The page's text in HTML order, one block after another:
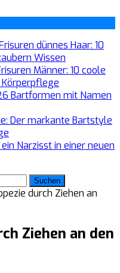
dünnes Haar: 10
Wissen
Männer: 10 coole
Körperpflege
Bartformen mit Namen
Der markante Bartstyle
Narzisst in einer neuen
durch Ziehen an
Ziehen an den